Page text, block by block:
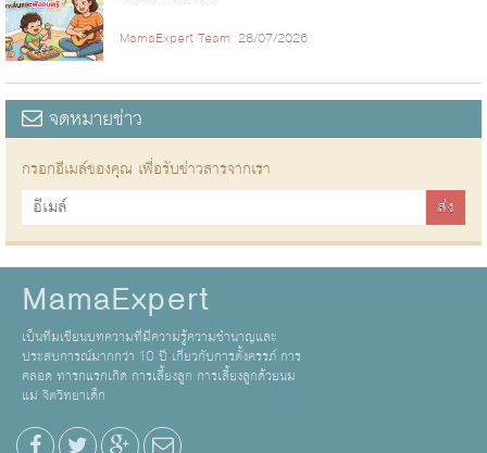
MamaExpert Team 28/07/2026
จดหมายข่าว
กรอกอีเมล์ของคุณ เพื่อรับข่าวสารจากเรา
MamaExpert
เป็นทีมเขียนบทความที่มีความรู้ความชำนาญและ
ประสบการณ์มากกว่า 10 ปี เกี่ยวกับการตั้งครรภ์ การ
คลอด ทารกแรกเกิด การเลี้ยงลูก การเลี้ยงลูกด้วยนม
แม่ จิตวิทยาเด็ก